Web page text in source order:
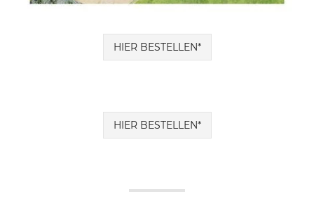
HIER BESTELLEN*
HIER BESTELLEN*